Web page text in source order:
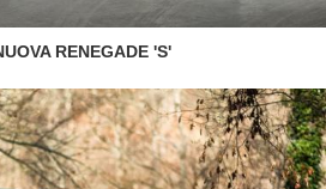
RENEGADE 'S'